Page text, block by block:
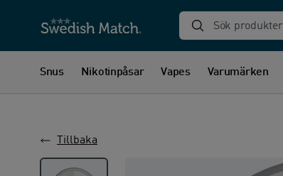
Sök produkter
Snus Nikotinpåsar Vapes Varumärken
Tillbaka